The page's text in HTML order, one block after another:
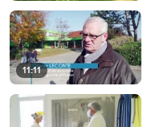
11:11